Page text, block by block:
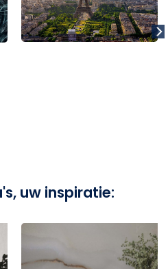
uw inspiratie: